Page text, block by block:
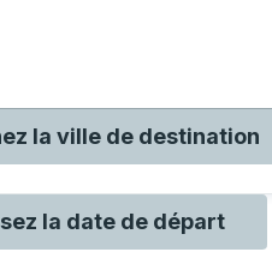
la ville de destination
la date de départ